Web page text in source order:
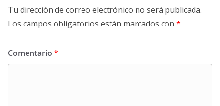
Tu dirección de correo electrónico no será publicada.
Los campos obligatorios están marcados con *
Comentario *